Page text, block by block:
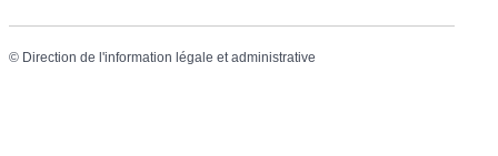
© Direction de l'information légale et administrative